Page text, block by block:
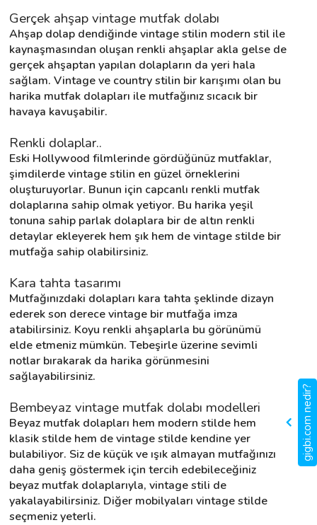
Gerçek ahşap vintage mutfak dolabı
Ahşap dolap dendiğinde vintage stilin modern stil ile
kaynaşmasından oluşan renkli ahşaplar akla gelse de
gerçek ahşaptan yapılan dolapların da yeri hala
sağlam. Vintage ve country stilin bir karışımı olan bu
harika mutfak dolapları ile mutfağınız sıcacık bir
havaya kavuşabilir.
Renkli dolaplar..
Eski Hollywood filmlerinde gördüğünüz mutfaklar,
şimdilerde vintage stilin en güzel örneklerini
oluşturuyorlar. Bunun için capcanlı renkli mutfak
dolaplarına sahip olmak yetiyor. Bu harika yeşil
tonuna sahip parlak dolaplara bir de altın renkli
detaylar ekleyerek hem şık hem de vintage stilde bir
mutfağa sahip olabilirsiniz.
Kara tahta tasarımı
Mutfağınızdaki dolapları kara tahta şeklinde dizayn
ederek son derece vintage bir mutfağa imza
atabilirsiniz. Koyu renkli ahşaplarla bu görünümü
elde etmeniz mümkün. Tebeşirle üzerine sevimli
notlar bırakarak da harika görünmesini
sağlayabilirsiniz.
Bembeyaz vintage mutfak dolabı modelleri
Beyaz mutfak dolapları hem modern stilde hem
klasik stilde hem de vintage stilde kendine yer
bulabiliyor. Siz de küçük ve ışık almayan mutfağınızı
daha geniş göstermek için tercih edebileceğiniz
beyaz mutfak dolaplarıyla, vintage stili de
yakalayabilirsiniz. Diğer mobilyaları vintage stilde
seçmeniz yeterli.
gigbi.com nedir?